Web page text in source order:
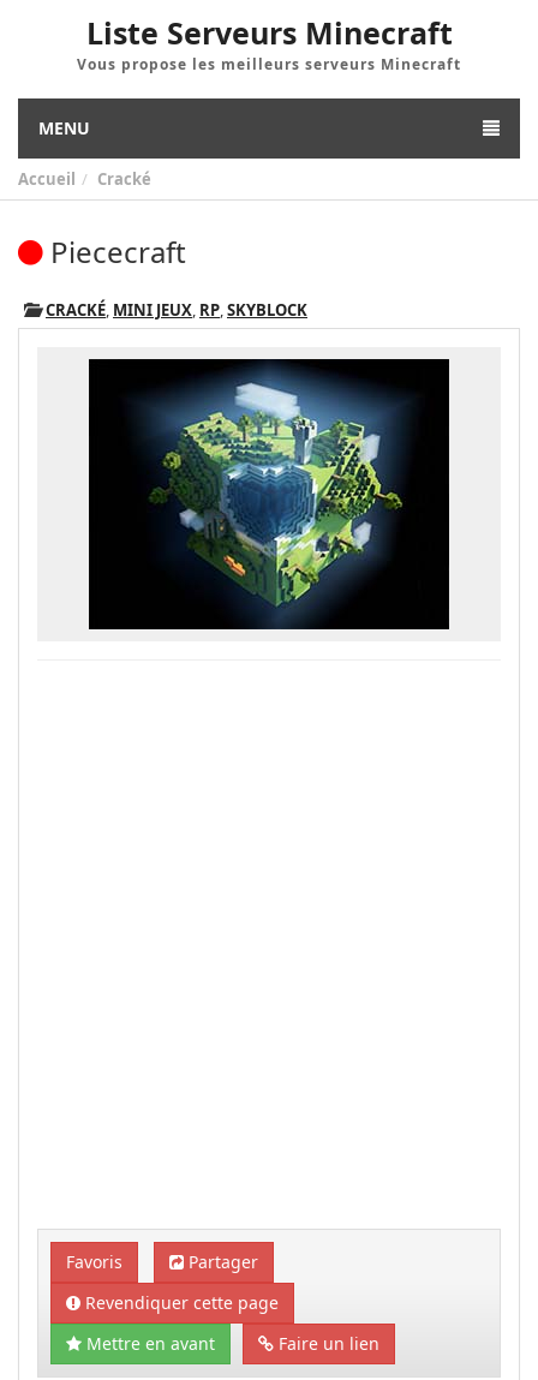
Liste Serveurs Minecraft
Vous propose les meilleurs serveurs Minecraft
MENU
Accueil Cracké
Piececraft
CRACKÉ, MINI JEUX, RP,SKYBLOCK
Favoris
Partager
Revendiquer cette page
Mettre en avant
Faire un lien